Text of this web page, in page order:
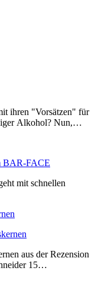
ihren "Vorsätzen" für
Alkohol? Nun,…
BAR-FACE
mit schnellen
aus der Rezension
15…